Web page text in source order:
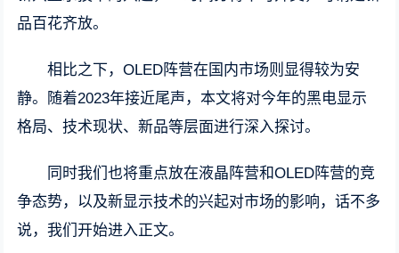
品百花齐放。
相比之下，OLED阵营在国内市场则显得较为安
静。随着2023年接近尾声，本文将对今年的黑电显示
格局、技术现状、新品等层面进行深入探讨。
同时我们也将重点放在液晶阵营和OLED阵营的竞
争态势，以及新显示技术的兴起对市场的影响，话不多
说，我们开始进入正文。